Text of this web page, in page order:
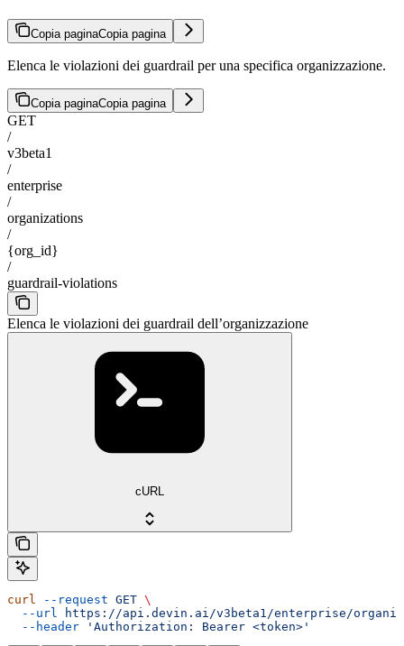
Copia paginaCopia pagina
Elenca le violazioni dei guardrail per una specifica organizzazione.
Copia paginaCopia pagina
GET
/
v3beta1
/
enterprise
/
organizations
/
{org_id}
/
guardrail-violations
Elenca le violazioni dei guardrail dell’organizzazione
cURL
curl --request GET \
  --url
https://api.devin.ai/v3beta1/enterprise/
  --header
'Authorization: Bearer <token>'